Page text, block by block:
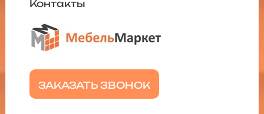
ЗАКАЗАТЬ ЗВОНОК
Контакты